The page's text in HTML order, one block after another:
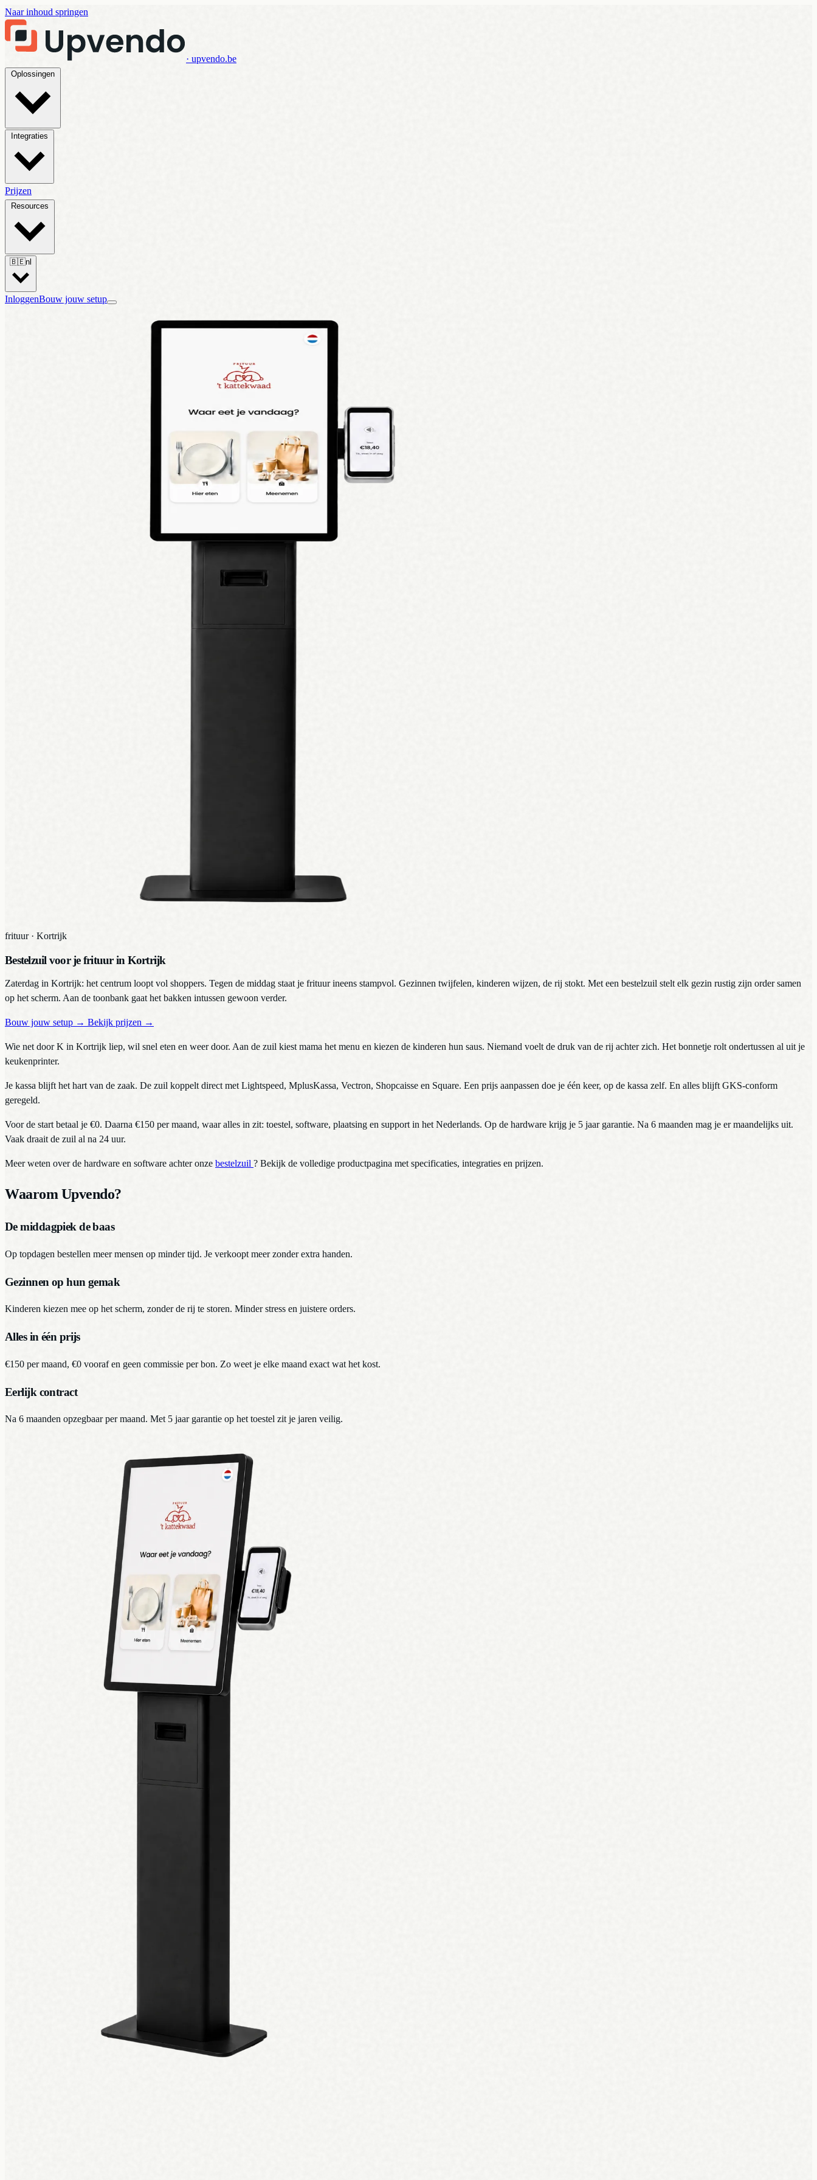
Naar inhoud springen
· upvendo.be
Prijzen
🇧🇪nl
InloggenBouw jouw setup
frituur· Kortrijk
Bestelzuil voor je frituur in Kortrijk
Zaterdag in Kortrijk: het centrum loopt vol shoppers. Tegen de middag staat je frituur ineens stampvol. Gezinnen twijfelen, kinderen wijzen, de rij stokt. Met een bestelzuil stelt elk gezin rustig zijn order samen
op het scherm. Aan de toonbank gaat het bakken intussen gewoon verder.
Bouw jouw setup → Bekijk prijzen →
Wie net door K in Kortrijk liep, wil snel eten en weer door. Aan de zuil kiest mama het menu en kiezen de kinderen hun saus. Niemand voelt de druk van de rij achter zich. Het bonnetje rolt ondertussen al uit je
keukenprinter.
Je kassa blijft het hart van de zaak. De zuil koppelt direct met Lightspeed, MplusKassa, Vectron, Shopcaisse en Square. Een prijs aanpassen doe je één keer, op de kassa zelf. En alles blijft GKS-conform
geregeld.
Voor de start betaal je €0. Daarna €150 per maand, waar alles in zit: toestel, software, plaatsing en support in het Nederlands. Op de hardware krijg je 5 jaar garantie. Na 6 maanden mag je er maandelijks uit.
Vaak draait de zuil al na 24 uur.
Meer weten over de hardware en software achter onze bestelzuil ? Bekijk de volledige productpagina met specificaties, integraties en prijzen.
Waarom Upvendo?
De middagpiek de baas
Op topdagen bestellen meer mensen op minder tijd. Je verkoopt meer zonder extra handen.
Gezinnen op hun gemak
Kinderen kiezen mee op het scherm, zonder de rij te storen. Minder stress en juistere orders.
Alles in één prijs
€150 per maand, €0 vooraf en geen commissie per bon. Zo weet je elke maand exact wat het kost.
Eerlijk contract
Na 6 maanden opzegbaar per maand. Met 5 jaar garantie op het toestel zit je jaren veilig.